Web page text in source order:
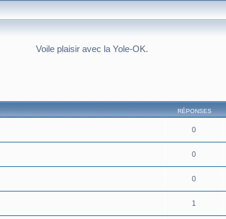
Voile plaisir avec la Yole-OK.
RÉPONSES
0
0
0
1